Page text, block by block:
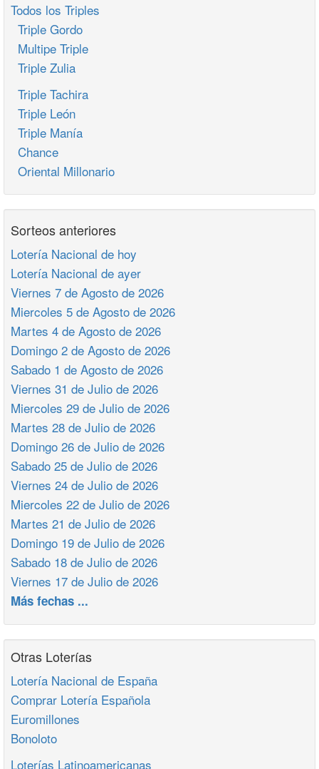
Todos los Triples
Triple Gordo
Multipe Triple
Triple Zulia
Triple Tachira
Triple León
Triple Manía
Chance
Oriental Millonario
Sorteos anteriores
Lotería Nacional de hoy
Lotería Nacional de ayer
Viernes 7 de Agosto de 2026
Miercoles 5 de Agosto de 2026
Martes 4 de Agosto de 2026
Domingo 2 de Agosto de 2026
Sabado 1 de Agosto de 2026
Viernes 31 de Julio de 2026
Miercoles 29 de Julio de 2026
Martes 28 de Julio de 2026
Domingo 26 de Julio de 2026
Sabado 25 de Julio de 2026
Viernes 24 de Julio de 2026
Miercoles 22 de Julio de 2026
Martes 21 de Julio de 2026
Domingo 19 de Julio de 2026
Sabado 18 de Julio de 2026
Viernes 17 de Julio de 2026
Más fechas ...
Otras Loterías
Lotería Nacional de España
Comprar Lotería Española
Euromillones
Bonoloto
Loterías Latinoamericanas